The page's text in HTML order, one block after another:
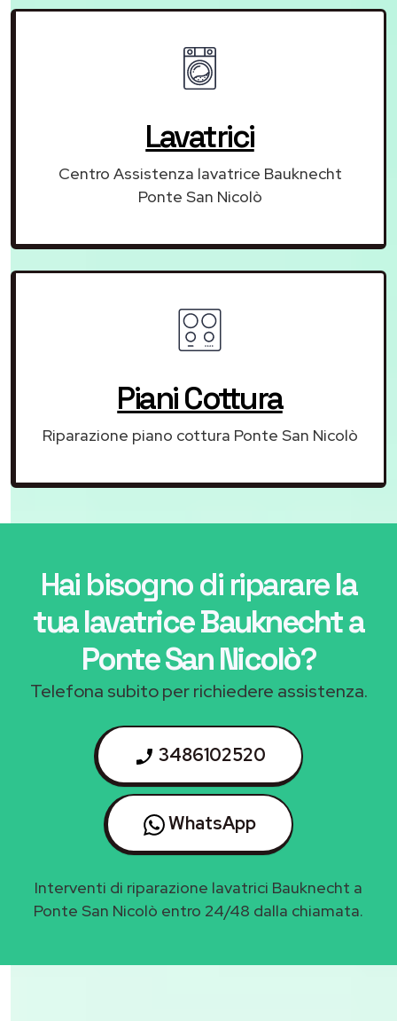
Lavatrici
Centro Assistenza lavatrice Bauknecht
Ponte San Nicolò
Piani Cottura
Riparazione piano cottura Ponte San Nicolò
Hai bisogno di ripararela
tua lavatrice Bauknecht a
Ponte San Nicolò?
Telefona subito per richiedere assistenza.
3486102520
WhatsApp
Interventi di riparazione lavatrici Bauknecht a
Ponte San Nicolò entro 24/48 dalla chiamata.